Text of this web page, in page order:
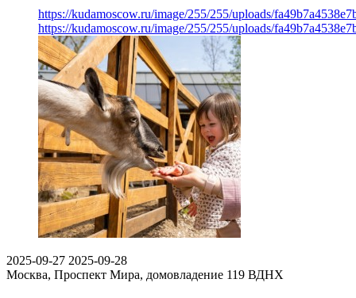
https://kudamoscow.ru/image/255/255/uploads/
https://kudamoscow.ru/image/255/255/uploads/
2025-09-27 2025-09-28
Москва, Проспект Мира, домовладение 119 ВДНХ